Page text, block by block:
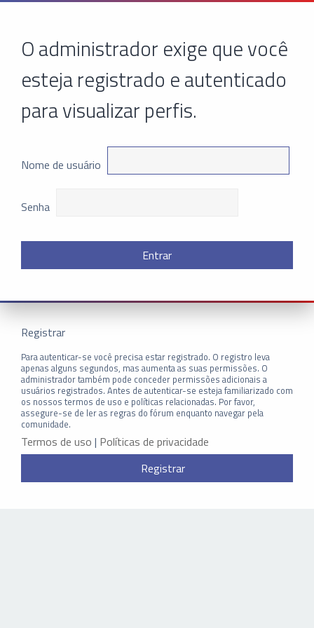
O administrador exige que você
esteja registrado e autenticado
para visualizar perfis.
Nome de usuário
Senha
Registrar
Para autenticar-se você precisa estar registrado. O registro leva
apenas alguns segundos, mas aumenta as suas permissões. O
administrador também pode conceder permissões adicionais a
usuários registrados. Antes de autenticar-se esteja familiarizado com
os nossos termos de uso e políticas relacionadas. Por favor,
assegure-se de ler as regras do fórum enquanto navegar pela
comunidade.
Termos de uso | Políticas de privacidade
Registrar